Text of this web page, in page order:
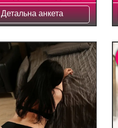
Детальна анкета